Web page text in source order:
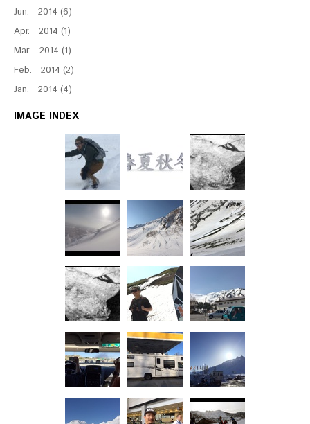
Jun. 2014 (6)
Apr. 2014 (1)
Mar. 2014 (1)
Feb. 2014 (2)
Jan. 2014 (4)
IMAGE INDEX